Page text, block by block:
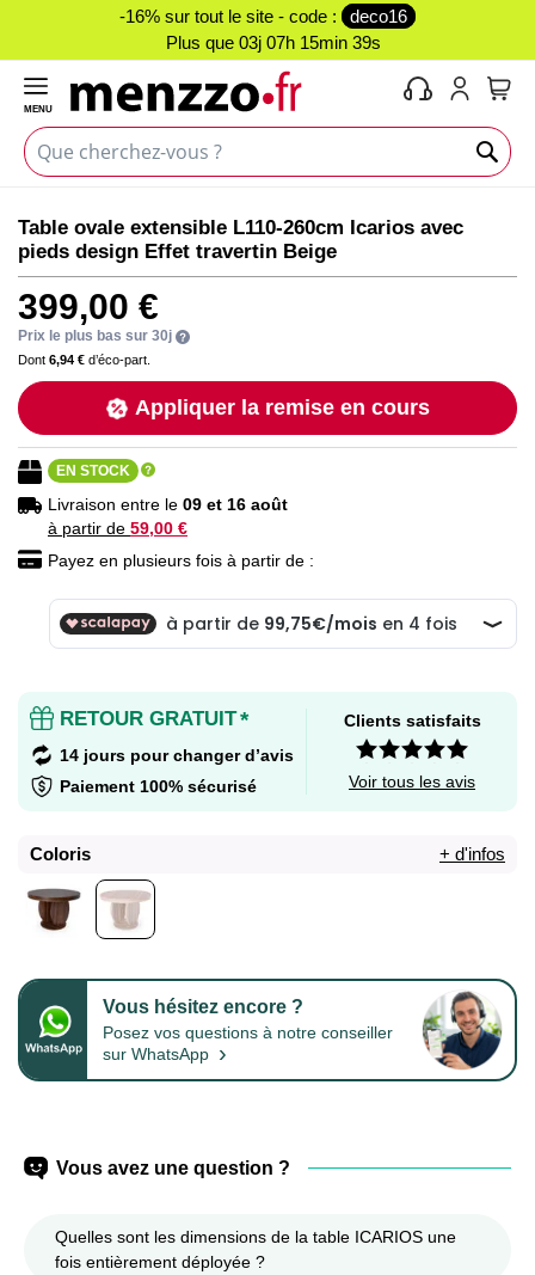
-16% sur tout le site - code :
deco16
Plus que 03j 07h 15min 39s
MENU
to
the
end
of
the
images
gallery
to
the
beginning
of
the
images
gallery
Table ovale extensible L110-260cm Icarios avec
pieds design Effet travertin Beige
399,00 €
Prix le plus bas sur 30j
Dont 6,94 € d’éco-part.
Appliquer la remise en cours
EN STOCK
Livraison entre le 09 et 16 août
à partir de 59,00 €
Payez en plusieurs fois à partir de :
RETOUR GRATUIT*
14 jours pour changer d’avis
Paiement 100% sécurisé
Clients satisfaits
Voir tous les avis
Coloris + d'infos
Vous hésitez encore ?
Posez vos questions à notre conseiller
sur WhatsApp ›
Vous avez une question ?
Quelles sont les dimensions de la table ICARIOS une
fois entièrement déployée ?